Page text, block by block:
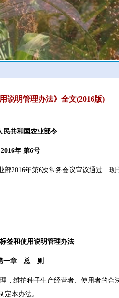
说明管理办法》全文(2016版)
共和国农业部令
年 第6号
年第6次常务会议审议通过，现
和使用说明管理办法
章 总 则
维护种子生产经营者、使用者的合
定本办法。